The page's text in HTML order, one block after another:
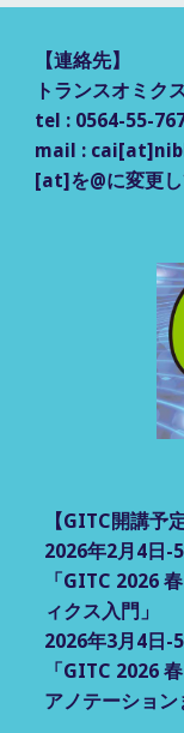
【連絡先】
トランスオミク
tel : 0564-55-
mail :
[at]を@に変更
【GITC開講予定
2026年2月4日-
「GITC 2026
ィクス入門」
2026年3月4日-
「GITC 2026
アノテーション